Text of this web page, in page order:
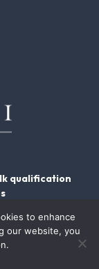
qualification
to enhance
our website, you